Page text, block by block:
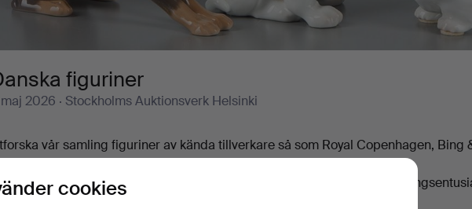
figuriner
2026 · Stockholms Auktionsverk Helsinki
vår samling figuriner av kända tillverkare så som Royal Copenhagen, Bing
Porslinsföremålen uppvisar ett fantastiskt hantverk med
utförda detaljer och passar perfekt för både samlare och
cookies